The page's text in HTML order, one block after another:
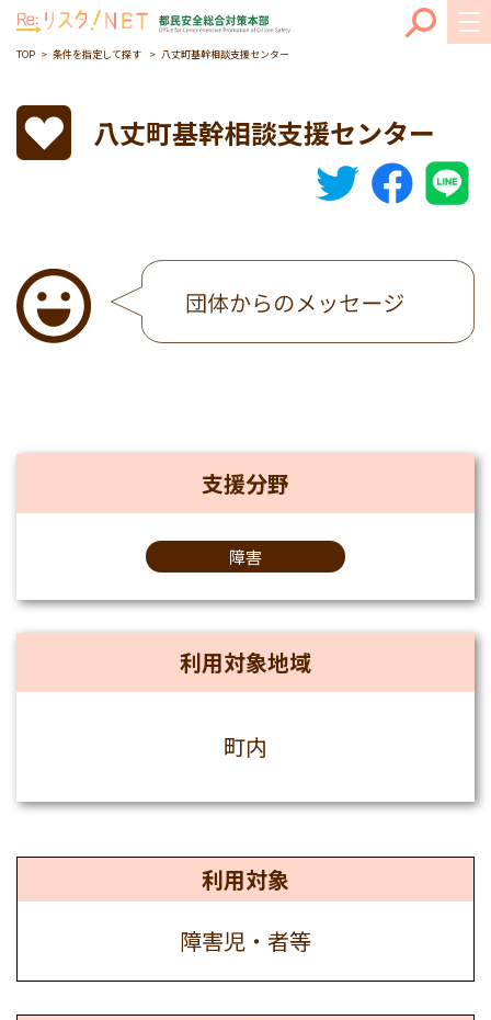
TOP 条件を指定して探す 八丈町基幹相談支援センター
八丈町基幹相談支援センター
支援分野
障害
利用対象地域
町内
利用対象
障害児・者等